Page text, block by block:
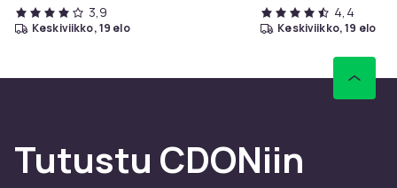
20
3,9
keskiviikko, 19 elo
4,4
keskiviikko, 19 elo
Tutustu CDONiin